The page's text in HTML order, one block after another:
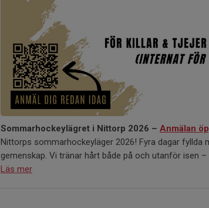
Sommarhockeylägret i Nittorp 2026 – Anmälan
Nittorps sommarhockeyläger 2026! Fyra dagar fyllda
gemenskap. Vi tränar hårt både på och utanför isen –
Läs mer